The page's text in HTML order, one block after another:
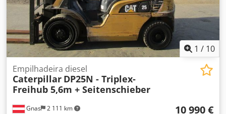
1 / 10
Gnas 2 111 km
Empilhadeira diesel
Caterpillar DP25N - Triplex-
Freihub 5,6m + Seitenschieber
10 990 €